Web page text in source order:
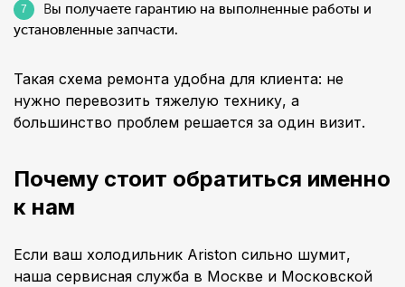
Вы получаете гарантию на выполненные работы и
установленные запчасти.
Такая схема ремонта удобна для клиента: не
нужно перевозить тяжелую технику, а
большинство проблем решается за один визит.
Почему стоит обратиться именно
к нам
Если ваш холодильник Ariston сильно шумит,
наша сервисная служба в Москве и Московской